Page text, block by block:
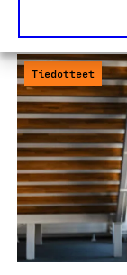
Tiedotteet